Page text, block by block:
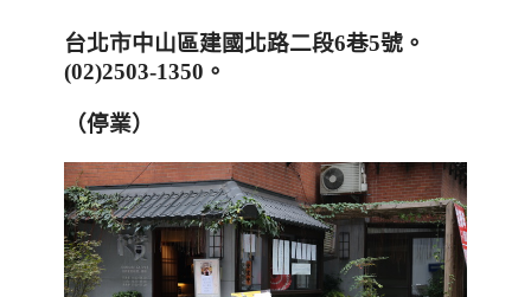
台北市中山區建國北路二段6巷5號 。
(02)2503-1350 。
（停業）